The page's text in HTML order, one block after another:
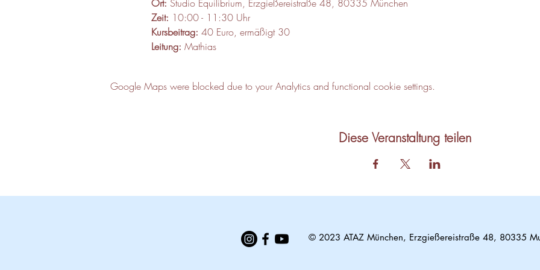
Ort: Studio Equilibrium, Erzgießereistraße 48, 80335 München
Zeit: 10:00 - 11:30 Uhr
Kursbeitrag: 40 Euro, ermäßigt 30
Leitung: Mathias
Google Maps were blocked due to your Analytics and functional cookie settings.
Diese Veranstaltung teilen
© 2023 ATAZ München, Erzgießereistraße 48, 80335